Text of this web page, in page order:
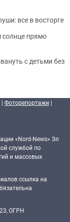
все в восторге
прямо
с детьми без
| Фоторепортажи |
«Nord-News» Эл
службой по
и массовых
ссылка на
ОГРН